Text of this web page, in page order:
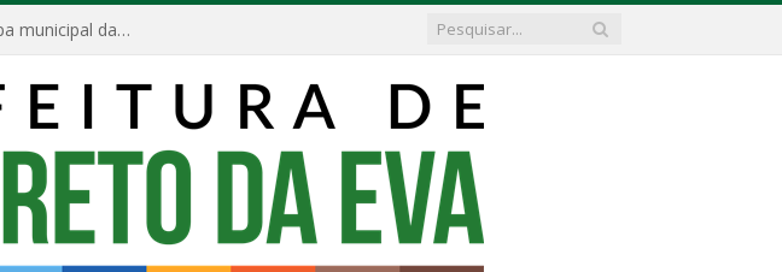
Escola Municipal Divino Espírito Santo conquista etapa municipal da V Feira Amazonense de Matemática